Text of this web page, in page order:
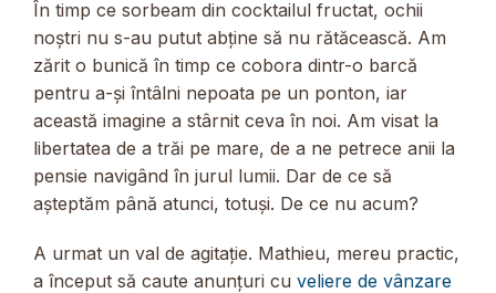
În timp ce sorbeam din cocktailul fructat, ochii
noștri nu s-au putut abține să nu rătăcească. Am
zărit o bunică în timp ce cobora dintr-o barcă
pentru a-și întâlni nepoata pe un ponton, iar
această imagine a stârnit ceva în noi. Am visat la
libertatea de a trăi pe mare, de a ne petrece anii la
pensie navigând în jurul lumii. Dar de ce să
așteptăm până atunci, totuși. De ce nu acum?
A urmat un val de agitație. Mathieu, mereu practic,
a început să caute anunțuri cu veliere de vânzare